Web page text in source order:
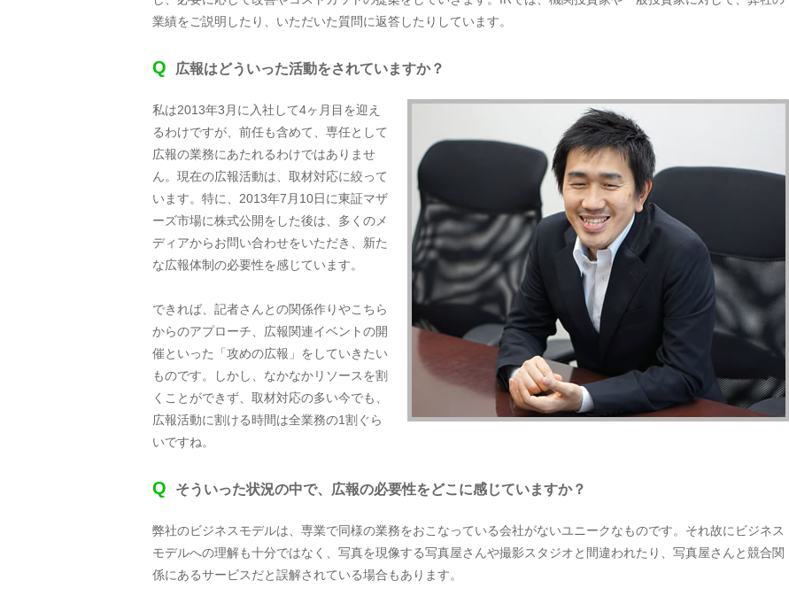
業績をご説明したり、いただいた質問に返答したりしています。
Q 広報はどういった活動をされていますか？
私は2013年3月に入社して4ヶ月目を迎え
るわけですが、前任も含めて、専任として
広報の業務にあたれるわけではありませ
ん。現在の広報活動は、取材対応に絞って
います。特に、2013年7月10日に東証マザ
ーズ市場に株式公開をした後は、多くのメ
ディアからお問い合わせをいただき、新た
な広報体制の必要性を感じています。
できれば、記者さんとの関係作りやこちら
からのアプローチ、広報関連イベントの開
催といった「攻めの広報」をしていきたい
ものです。しかし、なかなかリソースを割
くことができず、取材対応の多い今でも、
広報活動に割ける時間は全業務の1割ぐら
いですね。
Q そういった状況の中で、広報の必要性をどこに感じていますか？
弊社のビジネスモデルは、専業で同様の業務をおこなっている会社がないユニークなものです。それ故にビジネス
モデルへの理解も十分ではなく、写真を現像する写真屋さんや撮影スタジオと間違われたり、写真屋さんと競合関
係にあるサービスだと誤解されている場合もあります。